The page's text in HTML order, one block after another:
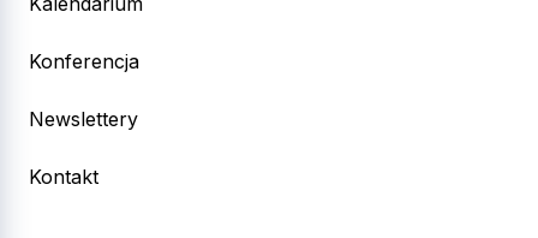
Konferencja
Newslettery
Kontakt